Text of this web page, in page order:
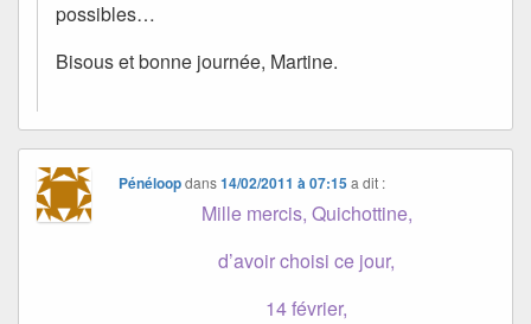
possibles…
Bisous et bonne journée, Martine.
Pénéloopdans14/02/2011 à 07:15 a dit :
Mille mercis, Quichottine,
d’avoir choisi ce jour,
14 février,